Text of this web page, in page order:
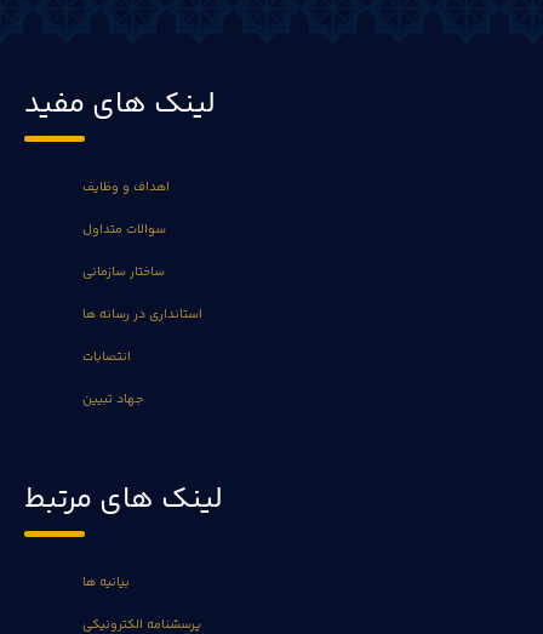
لینک های مفید
اهداف و وظایف
سوالات متداول
ساختار سازمانی
استانداری در رسانه ها
انتصابات
جهاد تبیین
لینک های مرتبط
بیانیه ها
پرسشنامه الکترونیکی